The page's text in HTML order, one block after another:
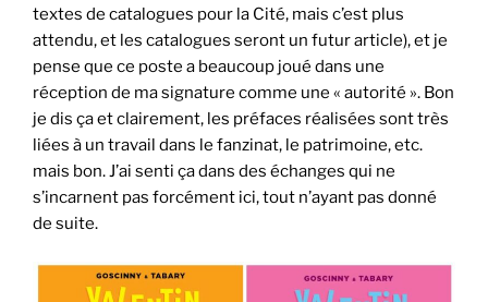
textes de catalogues pour la Cité, mais c’est plus
attendu, et les catalogues seront un futur article), et je
pense que ce poste a beaucoup joué dans une
réception de ma signature comme une « autorité ». Bon
je dis ça et clairement, les préfaces réalisées sont très
liées à un travail dans le fanzinat, le patrimoine, etc.
mais bon. J’ai senti ça dans des échanges qui ne
s’incarnent pas forcément ici, tout n’ayant pas donné
de suite.